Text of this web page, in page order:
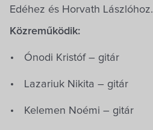
Edéhez és Horvath Lászlóhoz.
Közreműködik:
Ónodi Kristóf – gitár
Lazariuk Nikita – gitár
Kelemen Noémi – gitár